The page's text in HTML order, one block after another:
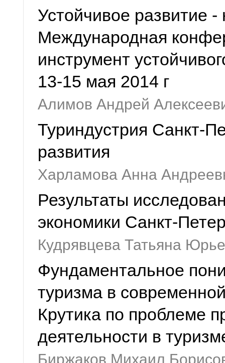
Устойчивое развитие
Международная
инструмент
13-15 мая 2014 г
Алимов Андрей
Туриндустрия Санкт-
развития
Харламова Анна
Результаты
экономики Санкт-
Кудрявцева Татьяна
Фундаментальное
туризма в
Крутика по проблеме
деятельности в
Биржаков Михаил